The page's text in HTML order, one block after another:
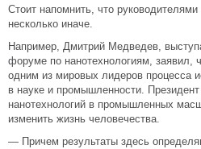
Стоит напомнить, что
несколько иначе.
Например, Дмитрий Медведев,
форуме по нанотехнологиям, заявил,
одним из мировых лидеров процесса
в науке и промышленности.
нанотехнологий в промышленных
изменить жизнь человечества.
— Причем результаты здесь